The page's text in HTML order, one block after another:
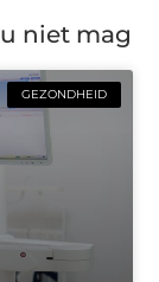
niet mag
GEZONDHEID